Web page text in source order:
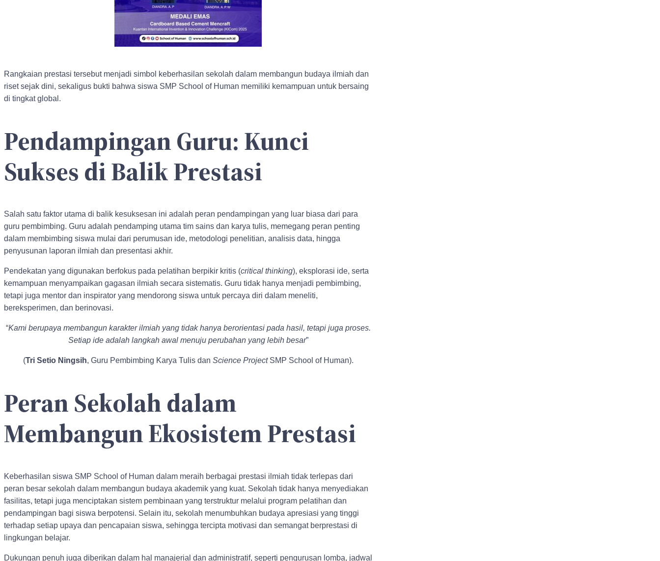
Rangkaian prestasi tersebut menjadi simbol keberhasilan sekolah dalam membangun budaya ilmiah dan
riset sejak dini, sekaligus bukti bahwa siswa SMP School of Human memiliki kemampuan untuk bersaing
di tingkat global.
Pendampingan Guru: Kunci
Sukses di Balik Prestasi
Salah satu faktor utama di balik kesuksesan ini adalah peran pendampingan yang luar biasa dari para
guru pembimbing. Guru adalah pendamping utama tim sains dan karya tulis, memegang peran penting
dalam membimbing siswa mulai dari perumusan ide, metodologi penelitian, analisis data, hingga
penyusunan laporan ilmiah dan presentasi akhir.
Pendekatan yang digunakan berfokus pada pelatihan berpikir kritis (critical thinking), eksplorasi ide, serta
kemampuan menyampaikan gagasan ilmiah secara sistematis. Guru tidak hanya menjadi pembimbing,
tetapi juga mentor dan inspirator yang mendorong siswa untuk percaya diri dalam meneliti,
bereksperimen, dan berinovasi.
“Kami berupaya membangun karakter ilmiah yang tidak hanya berorientasi pada hasil, tetapi juga proses.
Setiap ide adalah langkah awal menuju perubahan yang lebih besar”
(Tri Setio Ningsih, Guru Pembimbing Karya Tulis dan Science ProjectSMP School of Human).
Peran Sekolah dalam
Membangun Ekosistem Prestasi
Keberhasilan siswa SMP School of Human dalam meraih berbagai prestasi ilmiah tidak terlepas dari
peran besar sekolah dalam membangun budaya akademik yang kuat. Sekolah tidak hanya menyediakan
fasilitas, tetapi juga menciptakan sistem pembinaan yang terstruktur melalui program pelatihan dan
pendampingan bagi siswa berpotensi. Selain itu, sekolah menumbuhkan budaya apresiasi yang tinggi
terhadap setiap upaya dan pencapaian siswa, sehingga tercipta motivasi dan semangat berprestasi di
lingkungan belajar.
Dukungan penuh juga diberikan dalam hal manajerial dan administratif, seperti pengurusan lomba, jadwal